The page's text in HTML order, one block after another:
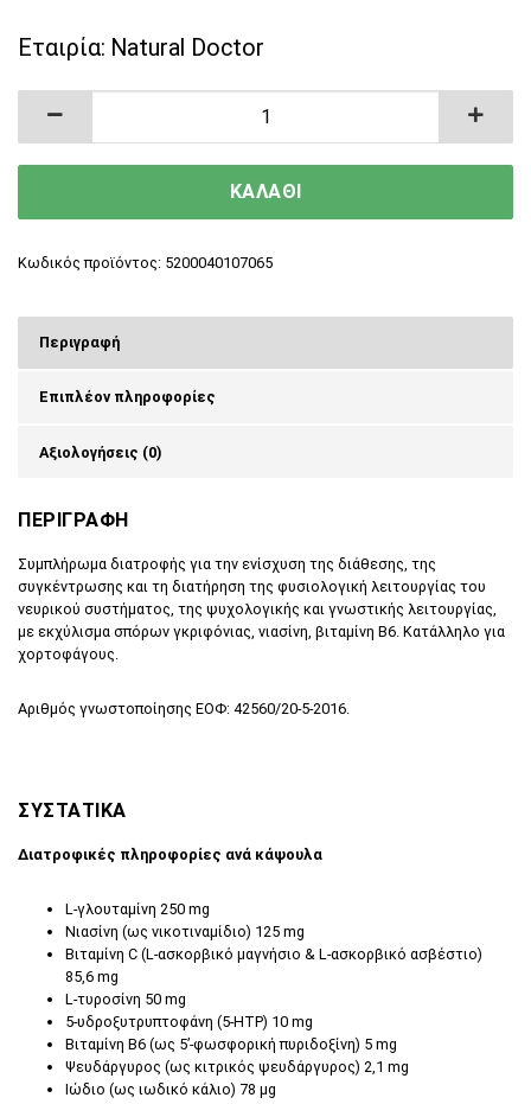
Εταιρία: Natural Doctor
Neuro Balance Συμπλήρωμα Διατροφής για
ΚΑΛΑΘΙ
Κωδικός προϊόντος: 5200040107065
Περιγραφή
Επιπλέον πληροφορίες
Αξιολογήσεις (0)
ΠΕΡΙΓΡΑΦΗ
Συμπλήρωμα διατροφής για την ενίσχυση της διάθεσης, της
συγκέντρωσης και τη διατήρηση της φυσιολογική λειτουργίας του
νευρικού συστήματος, της ψυχολογικής και γνωστικής λειτουργίας,
με εκχύλισμα σπόρων γκριφόνιας, νιασίνη, βιταμίνη B6. Κατάλληλο για
χορτοφάγους.
Αριθμός γνωστοποίησης ΕΟΦ: 42560/20-5-2016.
ΣΥΣΤΑΤΙΚΑ
Διατροφικές πληροφορίες ανά κάψουλα
L-γλουταμίνη 250 mg
Νιασίνη (ως νικοτιναμίδιο) 125 mg
Βιταμίνη C (L-ασκορβικό μαγνήσιο & L-ασκορβικό ασβέστιο)
85,6 mg
L-τυροσίνη 50 mg
5-υδροξυτρυπτοφάνη (5-HTP) 10 mg
Βιταμίνη Β6 (ως 5’-φωσφορική πυριδοξίνη) 5 mg
Ψευδάργυρος (ως κιτρικός ψευδάργυρος) 2,1 mg
Ιώδιο (ως ιωδικό κάλιο) 78 μg